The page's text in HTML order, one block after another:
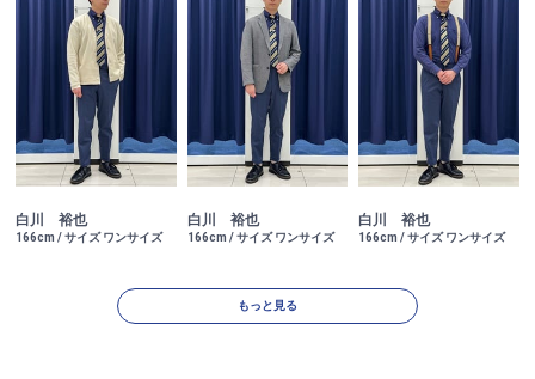
白川 裕也
166cm / サイズ ワンサイズ
白川 裕也
166cm / サイズ ワンサイズ
白川 裕也
166cm / サイズ ワンサイズ
もっと見る